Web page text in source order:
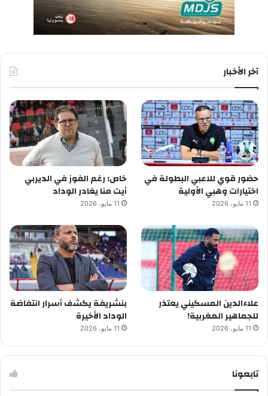
آخر الأخبار
حضور قوي للاعبي البطولة في
اختيارات وهبي الأولية
11 مايو، 2026
خاص: رغم الفوز في الديربي
أيت منا يغادر الوداد
11 مايو، 2026
علاءالدين المسكيني يعتذر
للجماهير المغربية!
11 مايو، 2026
بنشريفة يكشف أسرار انتفاضة
الوداد الأخيرة
11 مايو، 2026
تابعونا